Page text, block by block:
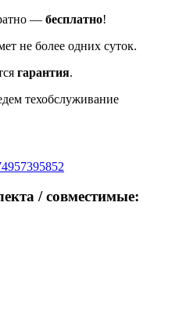
— бесплатно!
не более одних суток.
гарантия.
техобслуживание
/ совместимые: